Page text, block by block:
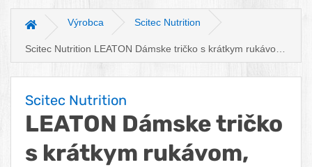
Hlavná stránka
Výrobca Scitec Nutrition
Scitec Nutrition LEATON Dámske tričko s krátkym rukávom,
sivá
Scitec Nutrition
LEATON Dámske tričko
s krátkym rukávom,